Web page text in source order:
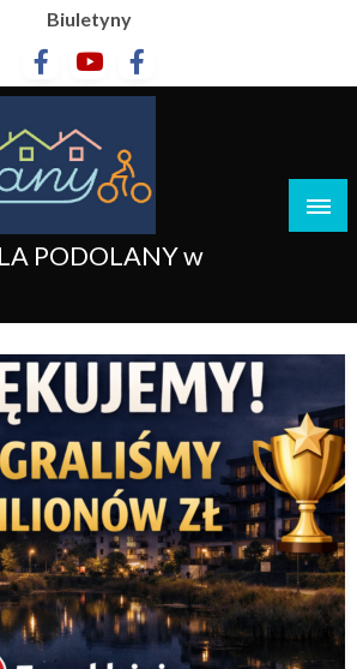
narzędzi
Biuletyny
PODOLANY w